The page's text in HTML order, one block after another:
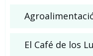
El Café de los